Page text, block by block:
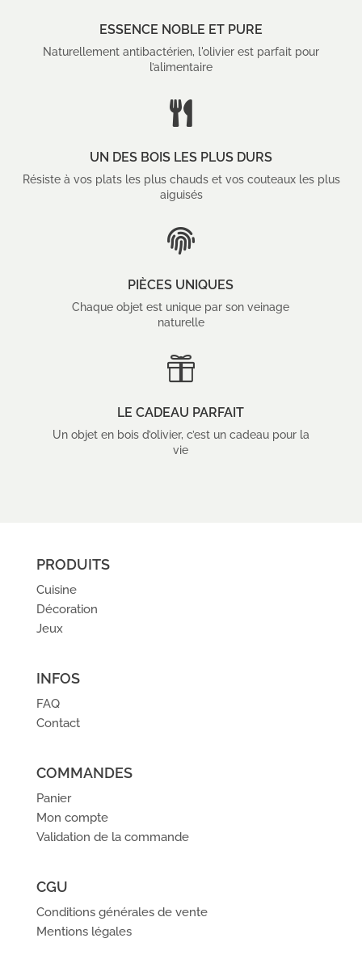
ESSENCE NOBLE ET PURE
Naturellement antibactérien, l'olivier est parfait pour
l’alimentaire

UN DES BOIS LES PLUS DURS
Résiste à vos plats les plus chauds et vos couteaux les plus
aiguisés

PIÈCES UNIQUES
Chaque objet est unique par son veinage
naturelle

LE CADEAU PARFAIT
Un objet en bois d’olivier, c’est un cadeau pour la
vie
PRODUITS
Cuisine
Décoration
Jeux
INFOS
FAQ
Contact
COMMANDES
Panier
Mon compte
Validation de la commande
CGU
Conditions générales de vente
Mentions légales